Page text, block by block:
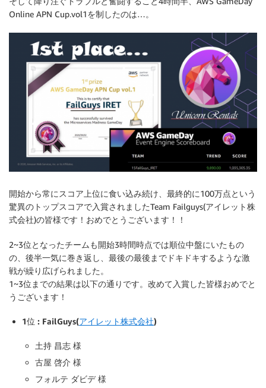
Online APN Cup.vol1を制したのは…。
開始から常にスコア上位に食い込み続け、最終的に100万点という
驚異のトップスコアで入賞されましたTeam Failguys(アイレット株
式会社)の皆様です！おめでとうございます！！
2~3位となったチームも開始3時間時点では順位中盤にいたもの
の、後半一気に巻き返し、最後の最後までドキドキするような激
戦が繰り広げられました。
1~3位までの結果は以下の通りです。改めて入賞した皆様おめでと
うございます！
1位 : FailGuys(アイレット株式会社)
土持 昌志 様
古屋 啓介 様
フォルテ ダビデ 様